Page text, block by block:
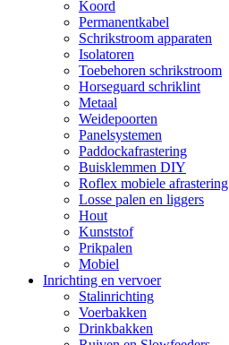
Koord
Permanentkabel
Schrikstroom apparaten
Isolatoren
Toebehoren schrikstroom
Horseguard schriklint
Metaal
Weidepoorten
Panelsystemen
Paddockafrastering
Buisklemmen DIY
Roflex mobiele afrastering
Losse palen en liggers
Hout
Kunststof
Prikpalen
Mobiel
Inrichting en vervoer
Stalinrichting
Voerbakken
Drinkbakken